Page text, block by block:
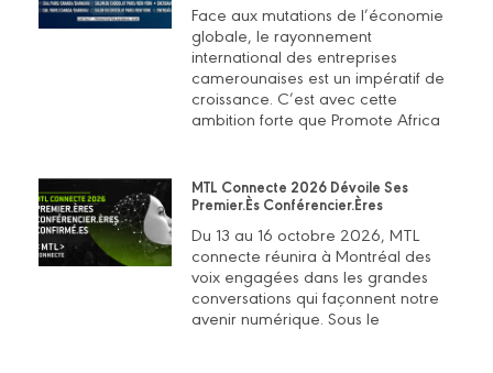
Face aux mutations de l’économie
globale, le rayonnement
international des entreprises
camerounaises est un impératif de
croissance. C’est avec cette
ambition forte que Promote Africa
MTL Connecte 2026 Dévoile Ses
Premier.ès Conférencier.ères
Du 13 au 16 octobre 2026, MTL
connecte réunira à Montréal des
voix engagées dans les grandes
conversations qui façonnent notre
avenir numérique. Sous le